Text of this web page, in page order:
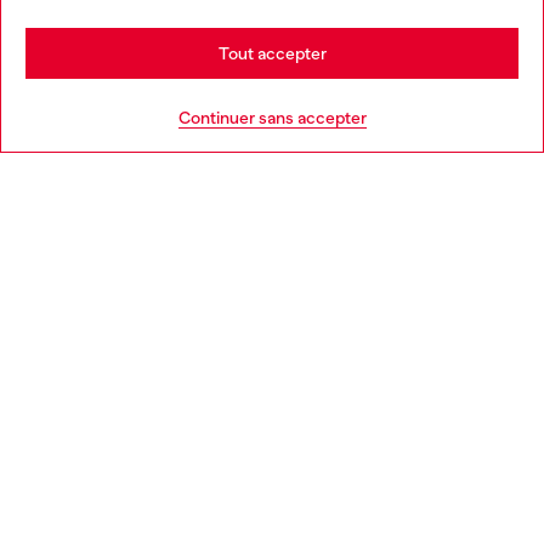
Continuer sans accepter
Tout accepter